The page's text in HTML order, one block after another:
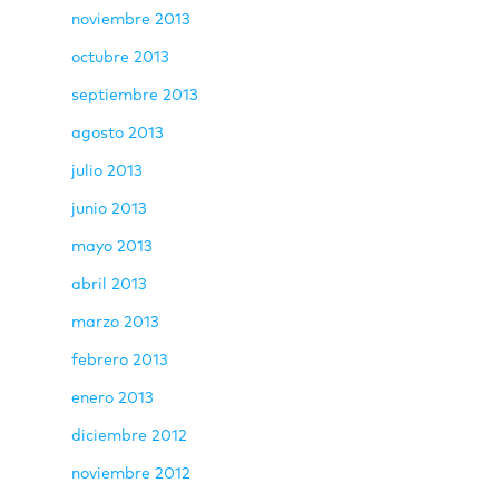
noviembre 2013
octubre 2013
septiembre 2013
agosto 2013
julio 2013
junio 2013
mayo 2013
abril 2013
marzo 2013
febrero 2013
enero 2013
diciembre 2012
noviembre 2012